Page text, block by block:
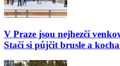
V Praze jsou nejhezčí
Stačí si půjčit brusle a